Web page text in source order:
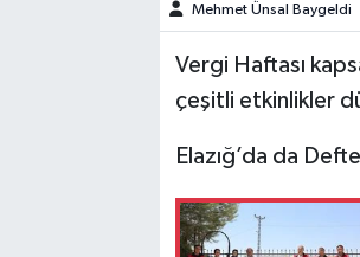
Mehmet Ünsal Baygeldi
Vergi Haftası
çeşitli etkinlikler
Elazığ’da da